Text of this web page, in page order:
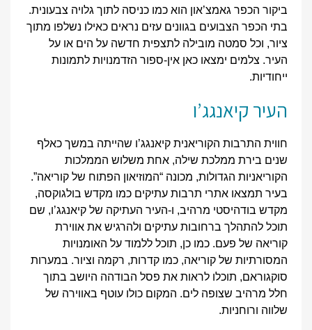
ביקור הכפר גאמצ’און הוא כמו כניסה לתוך גלויה צבעונית.
בתי הכפר הצבועים בגוונים עזים נראים כאילו נשלפו מתוך
ציור, וכל סמטה מובילה לתצפית חדשה על הים או על
העיר. צלמים ימצאו כאן אין-ספור הזדמנויות לתמונות
ייחודיות.
העיר קיאנגג’ו
חווית התרבות הקוריאנית קיאנגג’ו שהייתה במשך כאלף
שנים בירת ממלכת שילה, אחת משלוש הממלכות
הקוריאניות הגדולות, מכונה “המוזיאון הפתוח של קוריאה”.
בעיר תמצאו אתרי תרבות עתיקים כמו מקדש בולגוקסה,
מקדש בודהיסטי מרהיב, ו-העיר העתיקה של קיאנגג’ו, שם
תוכל להתהלך ברחובות עתיקים ולהרגיש את אווירת
קוריאה של פעם. כמו כן, תוכל ללמוד על האומנויות
המסורתיות של קוריאה, כמו קדרות, רקמה וציור. במערות
סוקגוראם, תוכלו לראות את פסל הבודהה היושב בתוך
חלל מרהיב שצופה לים. המקום כולו עוטף באווירה של
שלווה ורוחניות.